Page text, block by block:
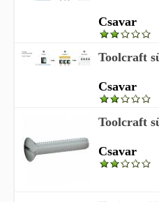
Csavar
Toolcraft
Csavar
Toolcraft
Csavar